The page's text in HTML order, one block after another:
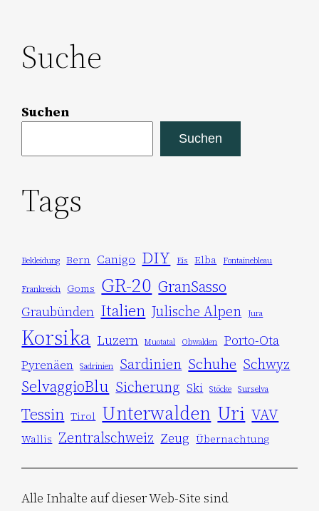
Suche
Suchen
Suchen
Tags
Bekleidung Bern Canigo DIY Eis Elba Fontainebleau
Frankreich Goms GR-20 GranSasso
Graubünden Italien Julische Alpen Jura
Korsika Luzern Muotatal Obwalden Porto-Ota
Pyrenäen Sadrinien Sardinien Schuhe Schwyz
SelvaggioBlu Sicherung Ski Stöcke Surselva
Tessin Tirol Unterwalden Uri VAV
Wallis Zentralschweiz Zeug Übernachtung
Alle Inhalte auf dieser Web-Site sind